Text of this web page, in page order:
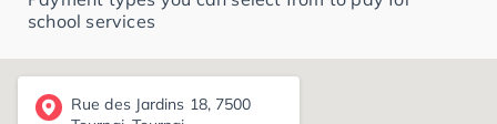
school services
Rue des Jardins 18, 7500